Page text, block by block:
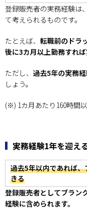
登録販売者の実務経験は
て考えられるものです。
たとえば、 転職前のドラ
後に3カ月以上勤務すれ
ただし、 過去5年の実務
しょう。
(※) 1カ月あたり160時間
実務経験1年を迎え
過去5年以内であれば
きる
登録販売者としてブラン
経験に含められます。